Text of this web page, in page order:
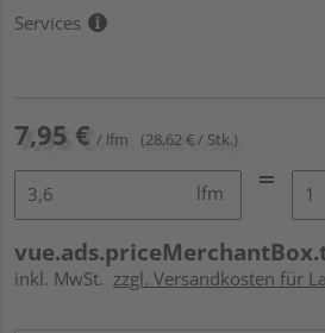
Services
7,95 € / lfm (28,62 € / Stk.)
lfm
inkl. MwSt. zzgl. Versandkosten für